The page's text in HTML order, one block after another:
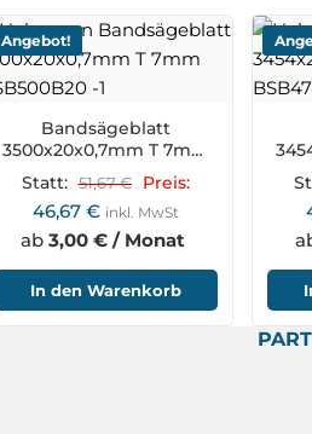
Angebot!
Bandsägeblatt
3500x20x0,7mm T 7mm
BSB500B20
Statt: 51,67€ Preis:
46,67 € inkl. MwSt
ab3,00 € / Monat
In den Warenkorb